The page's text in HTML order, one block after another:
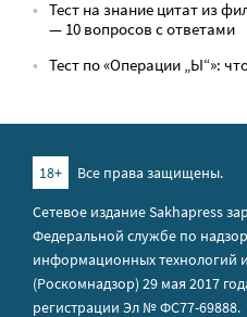
Тест на знание цитат из
— 10 вопросов с ответами
Тест по «Операции „Ы“»:
18+
Все права защищены.
Сетевое издание Sakhapress
Федеральной службе по
информационных технологий
(Роскомнадзор) 29 мая 2017
регистрации Эл № ФС77-69888.